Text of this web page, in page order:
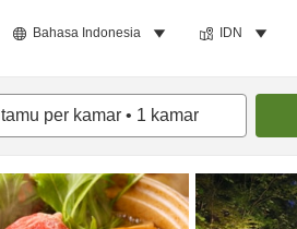
Bahasa Indonesia IDN
tamu per kamar • 1 kamar